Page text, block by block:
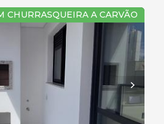
CHURRASQUEIRA A CARVÃO